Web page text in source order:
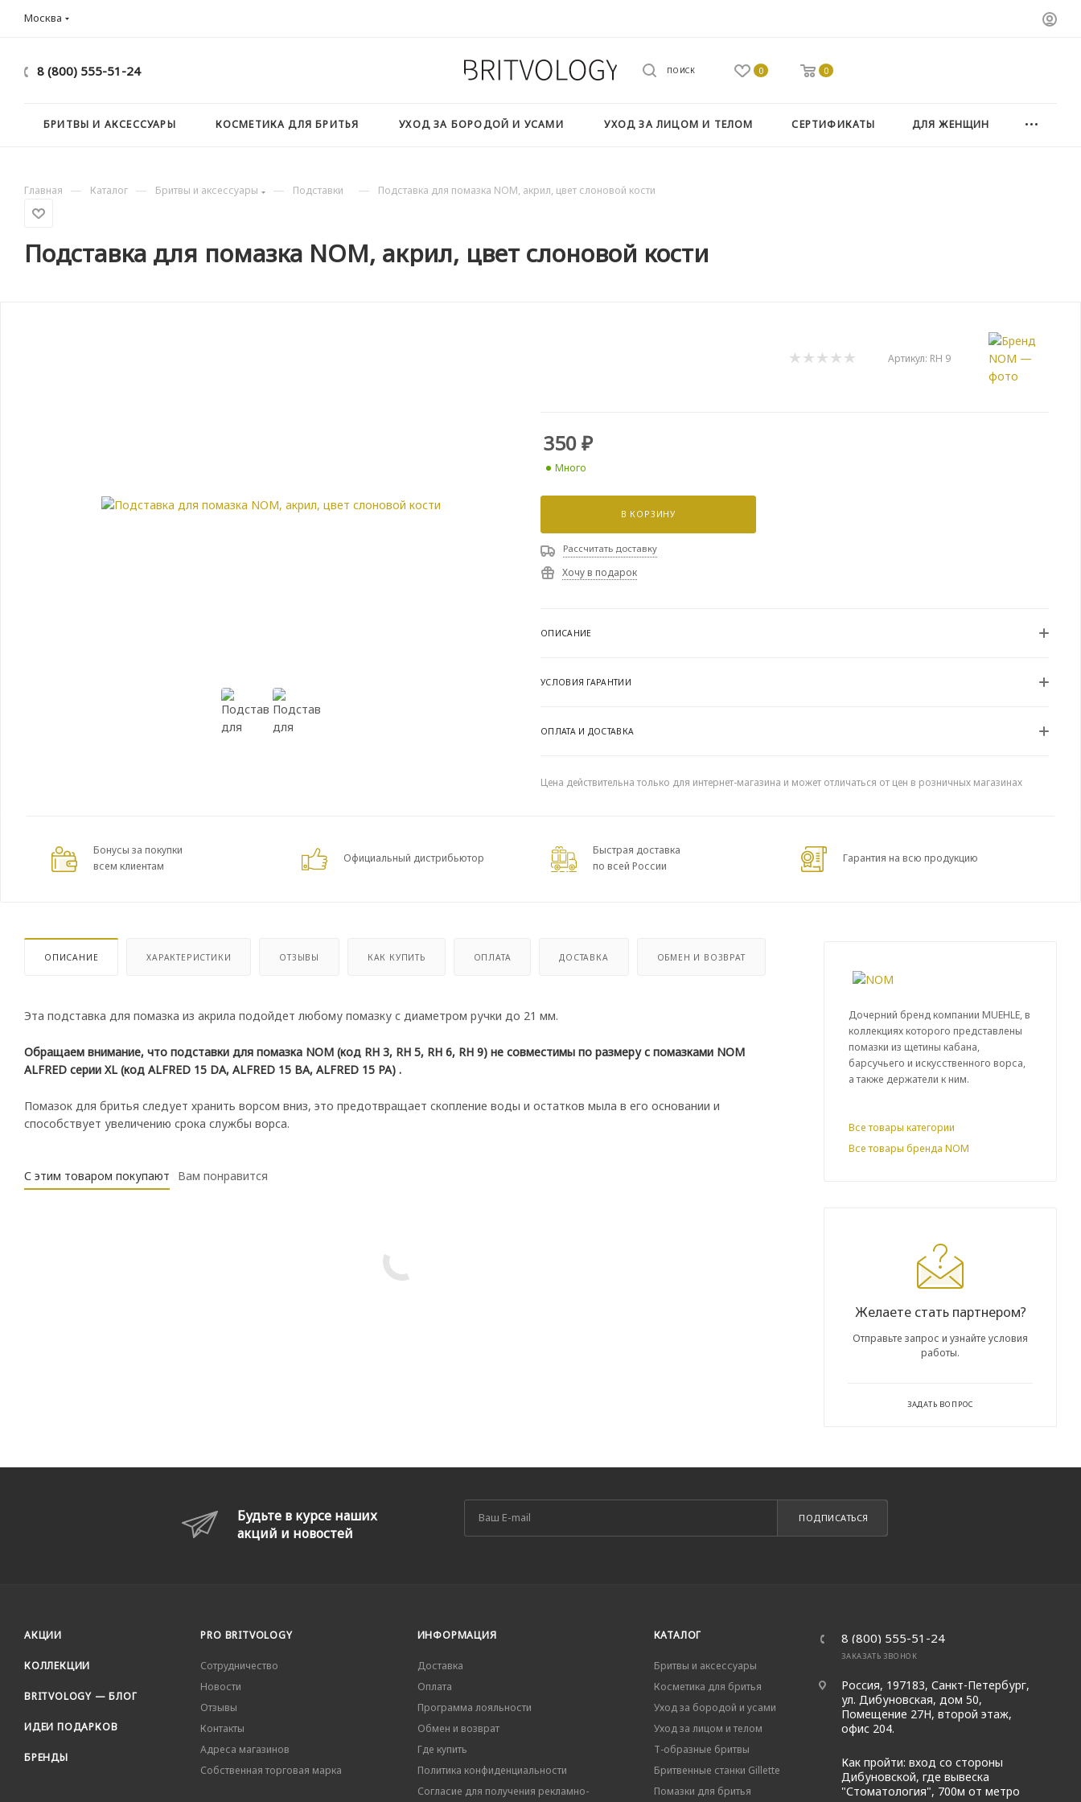
Москва
8 (800) 555-51-24 ПОИСК 0 0
БРИТВЫ И АКСЕССУАРЫ КОСМЕТИКА ДЛЯ БРИТЬЯ УХОД ЗА БОРОДОЙ И УСАМИ УХОД ЗА ЛИЦОМ И ТЕЛОМ СЕРТИФИКАТЫ ДЛЯ ЖЕНЩИН
Главная — Каталог — Бритвы и аксессуары — Подставки — Подставка для помазка NOM, акрил, цвет слоновой кости
Подставка для помазка NOM, акрил, цвет слоновой кости
Артикул: RH 9
350₽
Много
В КОРЗИНУ
Рассчитать доставку
Хочу в подарок
ОПИСАНИЕ
УСЛОВИЯ ГАРАНТИИ
ОПЛАТА И ДОСТАВКА
Цена действительна только для интернет-магазина и может отличаться от цен в розничных магазинах
Бонусы за покупки
всем клиентам
Официальный дистрибьютор
Быстрая доставка
по всей России
Гарантия на всю продукцию
ОПИСАНИЕ ХАРАКТЕРИСТИКИ ОТЗЫВЫ КАК КУПИТЬ ОПЛАТА ДОСТАВКА ОБМЕН И ВОЗВРАТ
Эта подставка для помазка из акрила подойдет любому помазку с диаметром ручки до 21 мм.
Обращаем внимание, что подставки для помазка NOM (код RH 3, RH 5, RH 6, RH 9) не совместимы по размеру с помазками NOM
ALFRED серии XL (код ALFRED 15 DA, ALFRED 15 BA, ALFRED 15 PA) .
Помазок для бритья следует хранить ворсом вниз, это предотвращает скопление воды и остатков мыла в его основании и
способствует увеличению срока службы ворса.
С этим товаром покупают Вам понравится
Дочерний бренд компании MUEHLE, в
коллекциях которого представлены
помазки из щетины кабана,
барсучьего и искусственного ворса,
а также держатели к ним.
Все товары категории
Все товары бренда NOM
Желаете стать партнером?
Отправьте запрос и узнайте условия
работы.
ЗАДАТЬ ВОПРОС
Будьте в курсе наших
акций и новостей
ПОДПИСАТЬСЯ
АКЦИИ
КОЛЛЕКЦИИ
BRITVOLOGY — БЛОГ
ИДЕИ ПОДАРКОВ
БРЕНДЫ
PRO BRITVOLOGY
Сотрудничество
Новости
Отзывы
Контакты
Адреса магазинов
Собственная торговая марка
ИНФОРМАЦИЯ
Доставка
Оплата
Программа лояльности
Обмен и возврат
Где купить
Политика конфиденциальности
Согласие для получения рекламно-
КАТАЛОГ
Бритвы и аксессуары
Косметика для бритья
Уход за бородой и усами
Уход за лицом и телом
Т-образные бритвы
Бритвенные станки Gillette
Помазки для бритья
8 (800) 555-51-24
ЗАКАЗАТЬ ЗВОНОК
Россия, 197183, Санкт-Петербург,
ул. Дибуновская, дом 50,
Помещение 27Н, второй этаж,
офис 204.
Как пройти: вход со стороны
Дибуновской, где вывеска
"Стоматология", 700м от метро